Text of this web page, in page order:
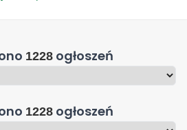
1228 ogłoszeń
1228 ogłoszeń